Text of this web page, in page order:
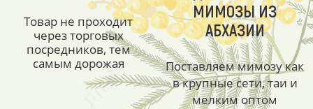
Товар не проходит
через торговых
посредников, тем
самым дорожая
МИМОЗЫ ИЗ
АБХАЗИИ
Поставляем мимозу как
в крупные сети, таи и
мелким оптом